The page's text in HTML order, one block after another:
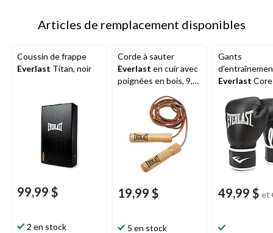
Articles de remplacement disponibles
Coussin de frappe
Everlast Titan, noir
99,99 $
2 en stock
Corde à sauter
Everlast en cuir avec
poignées en bois, 9,5
19,99 $
5 en stock
Gants
Everlast Core
49,99 $